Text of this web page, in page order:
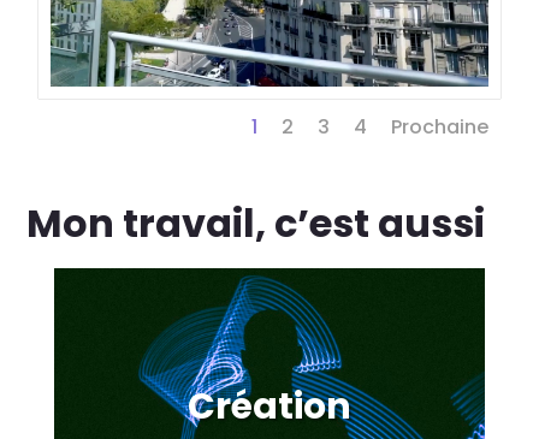
1 2 3 4 Prochaine
Mon travail, c’est aussi
Création